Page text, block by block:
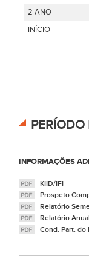
2 ANO
INÍCIO
PERÍODO
INFORMAÇÕES
KIID/IFI
Prospeto
Relatório
Relatório Anual
Cond. Part.